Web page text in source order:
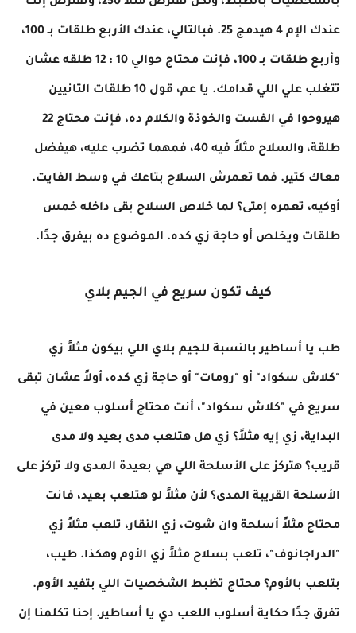
عندك الإم 4 هيدمج 25. فبالتالي، عندك الأربع طلقات بـ 100،
وأربع طلقات بـ 100، فإنت محتاج حوالي 10 : 12 طلقه عشان
تتغلب علي اللي قدامك. يا عم، قول 10 طلقات التانيين
هيروحوا في الفست والخوذة والكلام ده، فإنت محتاج 22
طلقة، والسلاح مثلاً فيه 40، فمهما تضرب عليه، هيفضل
معاك كتير. فما تعمرش السلاح بتاعك في وسط الفايت.
أوكيه، تعمره إمتى؟ لما خلاص السلاح بقى داخله خمس
طلقات ويخلص أو حاجة زي كده. الموضوع ده بيفرق جدًا.
كيف تكون سريع في الجيم بلاي
طب يا أساطير بالنسبة للجيم بلاي اللي بيكون مثلاً زي
"كلاش سكواد" أو "رومات" أو حاجة زي كده، أولاً عشان تبقى
سريع في "كلاش سكواد"، أنت محتاج أسلوب معين في
البداية، زي إيه مثلاً؟ زي هل هتلعب مدى بعيد ولا مدى
قريب؟ هتركز على الأسلحة اللي هي بعيدة المدى ولا تركز على
الأسلحة القريبة المدى؟ لأن مثلاً لو هتلعب بعيد، فانت
محتاج مثلاً أسلحة وان شوت، زي النقار، تلعب مثلاً زي
"الدراجانوف"، تلعب بسلاح مثلاً زي الأوم وهكذا. طيب،
بتلعب بالأوم؟ محتاج تظبط الشخصيات اللي بتفيد الأوم.
تفرق جدًا حكاية أسلوب اللعب دي يا أساطير. إحنا تكلمنا إن